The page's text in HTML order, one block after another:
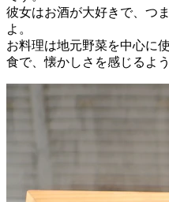
彼女はお酒が大好きで、つ
よ。
お料理は地元野菜を中心に
食で、懐かしさを感じるよ